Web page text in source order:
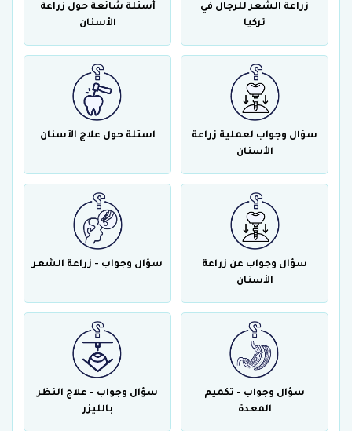
زراعة الشعر للرجال في
تركيا
أسئلة شائعة حول زراعة
الأسنان
سؤال وجواب لعملية زراعة
الأسنان
اسئلة حول علاج الأسنان
سؤال وجواب عن زراعة
الأسنان
سؤال وجواب - زراعة الشعر
سؤال وجواب - تكميم
المعدة
سؤال وجواب - علاج النظر
بالليزر